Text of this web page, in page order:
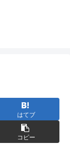
はてブ
コピー